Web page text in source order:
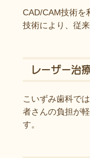
CAD/CAM技術を
技術により、従
レーザー治
こいずみ歯科で
者さんの負担が
す。